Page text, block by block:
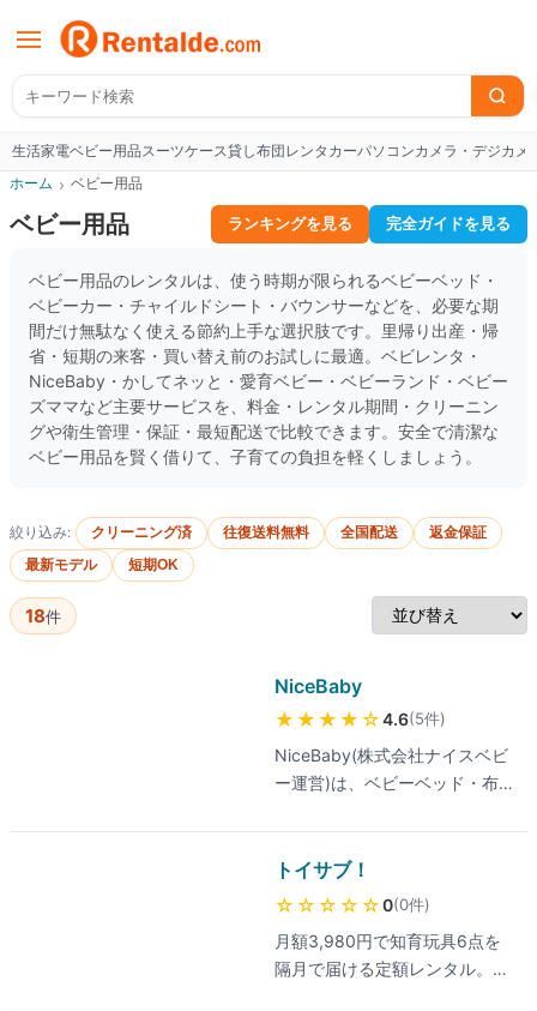
生活家電ベビー用品スーツケース貸し布団レンタカーパソコンカメラ・デジカメ
ホーム › ベビー用品
ベビー用品 ランキングを見る 完全ガイドを見る
ベビー用品のレンタルは、使う時期が限られるベビーベッド・
ベビーカー・チャイルドシート・バウンサーなどを、必要な期
間だけ無駄なく使える節約上手な選択肢です。里帰り出産・帰
省・短期の来客・買い替え前のお試しに最適。ベビレンタ・
NiceBaby・かしてネッと・愛育ベビー・ベビーランド・ベビー
ズママなど主要サービスを、料金・レンタル期間・クリーニン
グや衛生管理・保証・最短配送で比較できます。安全で清潔な
ベビー用品を賢く借りて、子育ての負担を軽くしましょう。
絞り込み: クリーニング済 往復送料無料 全国配送
返金保証
最新モデル
短期OK
18件
NiceBaby
★★★★ ☆4.6(5件)
NiceBaby(株式会社ナイスベビ
ー運営)は、ベビーベッド・布
ドシート・ベビーカー・抱っこ
紐・ベビーバス・さく乳器・お
宮参り衣装まで幅広く扱うベビ
ヶ月以上まで柔軟にレンタル期
間を選択可能で、6ヶ月以上の
トイサブ！
☆☆☆☆☆0(0件)
月額3,980円で知育玩具6点を
隔月で届ける定額レンタル。満